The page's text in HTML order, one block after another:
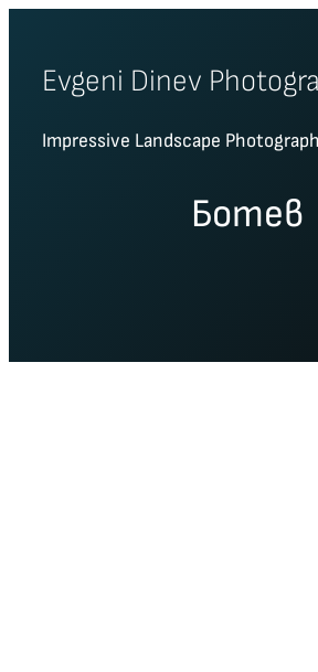
content
Evgeni Dinev
Impressive Landscape
Ботев